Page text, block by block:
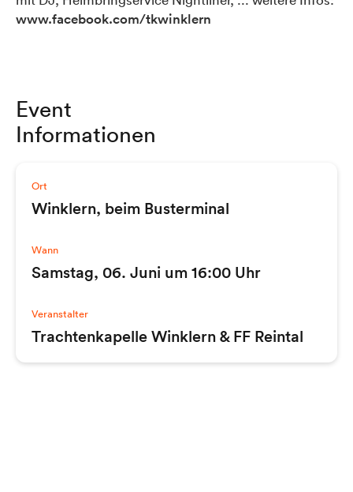
www.facebook.com/tkwinklern
Event
Informationen
Ort
Winklern, beim Busterminal
Wann
Samstag, 06. Juni um 16:00 Uhr
Veranstalter
Trachtenkapelle Winklern & FF Reintal